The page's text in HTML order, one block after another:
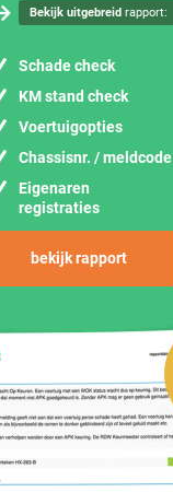
Bekijk uitgebreidrapport:
Schade check
KM stand check
Voertuigopties
Chassisnr. / meldcode
Eigenaren
registraties
bekijk rapport